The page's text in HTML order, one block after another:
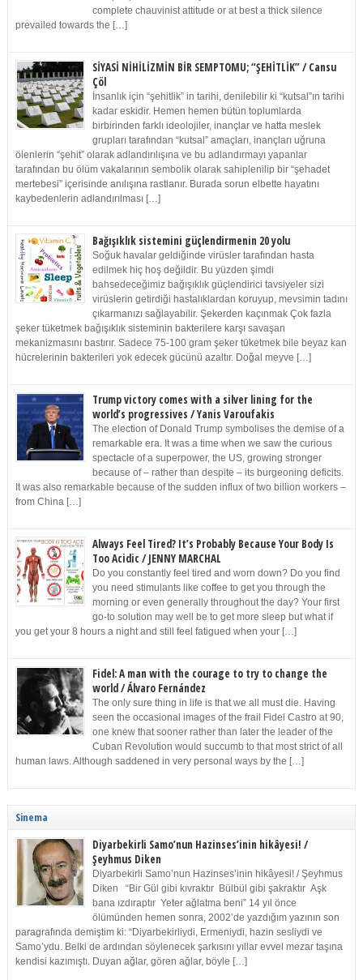
complete chauvinist attitude or at best a thick silence
prevailed towards the […]
SİYASİ NİHİLİZMİN BİR SEMPTOMU; “ŞEHİTLİK” / Cansu
Çöl
İnsanlık için “şehitlik” in tarihi, denilebilir ki “kutsal”ın tarihi
kadar eskidir. Hemen hemen bütün toplumlarda
birbirinden farklı ideolojiler, inançlar ve hatta meslek
grupları tarafından “kutsal” amaçları, inançları uğruna
ölenlerin “şehit” olarak adlandırılışına ve bu adlandırmayı yapanlar
tarafından bu ölüm vakalarının sembolik olarak sahiplenilip bir “şehadet
mertebesi” içerisinde anılışına rastlanır. Burada sorun elbette hayatını
kaybedenlerin adlandırılması […]
Bağışıklık sistemini güçlendirmenin 20 yolu
Soğuk havalar geldiğinde virüsler tarafından hasta
edilmek hiç hoş değildir. Bu yüzden şimdi
bahsedeceğimiz bağışıklık güçlendirici tavsiyeler sizi
virüslerin getirdiği hastalıklardan koruyup, mevsimin tadını
çıkarmanızı sağlayabilir. Şekerden kaçınmak Çok fazla
şeker tüketmek bağışıklık sisteminin bakterilere karşı savaşan
mekanizmasını bastırır. Sadece 75-100 gram şeker tüketmek bile beyaz kan
hücrelerinin bakterileri yok edecek gücünü azaltır. Doğal meyve […]
Trump victory comes with a silver lining for the
world’s progressives / Yanis Varoufakis
The election of Donald Trump symbolises the demise of a
remarkable era. It was a time when we saw the curious
spectacle of a superpower, the US, growing stronger
because of – rather than despite – its burgeoning deficits.
It was also remarkable because of the sudden influx of two billion workers –
from China […]
Always Feel Tired? It’s Probably Because Your Body Is
Too Acidic / JENNY MARCHAL
Do you constantly feel tired and worn down? Do you find
you need stimulants like coffee to get you through the
morning or even generally throughout the day? Your first
go-to solution may well be to get more sleep but what if
you get your 8 hours a night and still feel fatigued when your […]
Fidel: A man with the courage to try to change the
world / Álvaro Fernández
The only sure thing in life is that we all must die. Having
seen the occasional images of the frail Fidel Castro at 90,
one knew that sooner rather than later the leader of the
Cuban Revolution would succumb to that most strict of all
human laws. Although saddened in very personal ways by the […]
Sinema
Diyarbekirli Samo’nun Hazinses’inin hikâyesi! /
Şeyhmus Diken
Diyarbekirli Samo’nun Hazinses’inin hikâyesi! / Şeyhmus
Diken “Bir Gül gibi kıvraktır Bülbül gibi şakraktır Aşk
bana ızdıraptır Yeter ağlatma beni” 14 yıl önce
ölümünden hemen sonra, 2002’de yazdığım yazının son
paragrafında demiştim ki: “Diyarbekirliydi, Ermeniydi, hazin sesliydi ve
Samo’ydu. Belki de ardından söylenecek şarkısını yıllar evvel mezar taşına
kendisi kazımıştı. Duyan ağlar, gören ağlar, böyle […]